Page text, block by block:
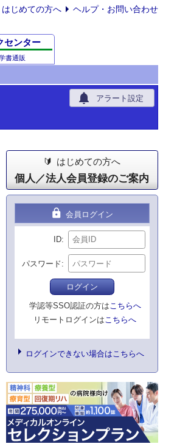
はじめての方へ ヘルプ・お問い合わせ
センター
書通販
notifications アラート設定
はじめての方へ
個人／法人会員登録のご案内
lock 会員ログイン
ID
パスワード
ログイン
学認等SSO認証の方はこちらへ
リモートログインはこちらへ
ログインできない場合はこちらへ